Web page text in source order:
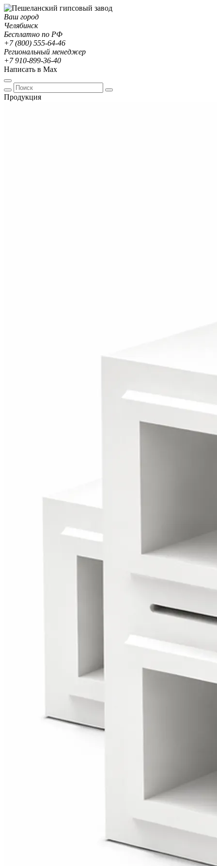
Ваш город
Челябинск
Бесплатно по РФ
+7 (800) 555-64-46
Региональный менеджер
+7 910-899-36-40
Написать в Max
Продукция